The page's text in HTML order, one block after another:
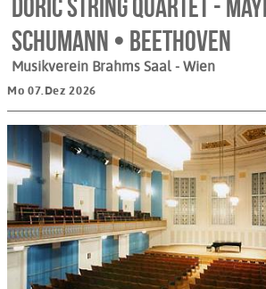
Doric String Quartet -
Schumann • Beethoven
Musikverein Brahms Saal - Wien
Mo 07.Dez 2026